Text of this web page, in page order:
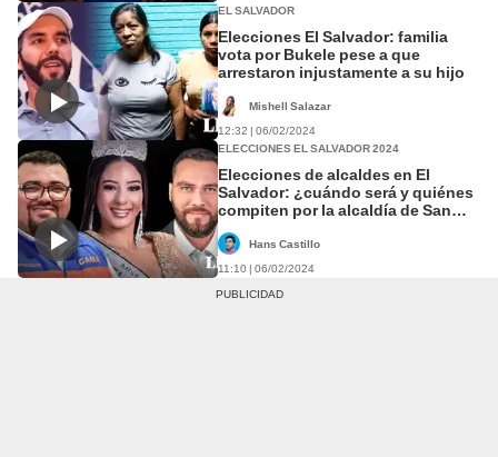
EL SALVADOR
Elecciones El Salvador: familia
vota por Bukele pese a que
arrestaron injustamente a su hijo
Mishell Salazar
12:32 | 06/02/2024
ELECCIONES EL SALVADOR 2024
Elecciones de alcaldes en El
Salvador: ¿cuándo será y quiénes
compiten por la alcaldía de San
Hans Castillo
11:10 | 06/02/2024